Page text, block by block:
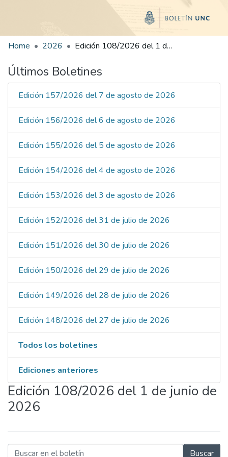
Home 2026 Edición 108/2026 del 1 de junio de 2026
Últimos Boletines
Edición 157/2026 del 7 de agosto de 2026
Edición 156/2026 del 6 de agosto de 2026
Edición 155/2026 del 5 de agosto de 2026
Edición 154/2026 del 4 de agosto de 2026
Edición 153/2026 del 3 de agosto de 2026
Edición 152/2026 del 31 de julio de 2026
Edición 151/2026 del 30 de julio de 2026
Edición 150/2026 del 29 de julio de 2026
Edición 149/2026 del 28 de julio de 2026
Edición 148/2026 del 27 de julio de 2026
Todos los boletines
Ediciones anteriores
Edición 108/2026 del 1 de junio de
2026
Buscar